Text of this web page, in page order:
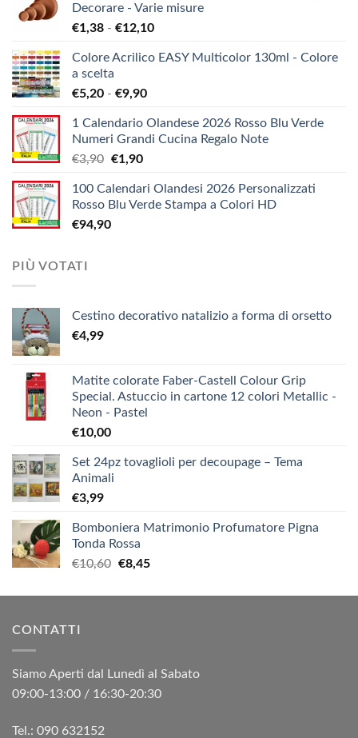
Decorare - Varie misure
€1,38 - €12,10Fascia
prezzo:
€12,10
Colore Acrilico EASY Multicolor 130ml - Colore
a scelta
€5,20 - €9,90Fascia
prezzo:
da
€9,90
1 Calendario Olandese 2026 Rosso Blu Verde
Numeri Grandi Cucina Regalo Note
€3,90 Il
originale
era:
€3,90.
€1,90Il
attuale
è:
100 Calendari Olandesi 2026 Personalizzati
Rosso Blu Verde Stampa a Colori HD
€94,90
PIÙ VOTATI
Cestino decorativo natalizio a forma di orsetto
€4,99
Matite colorate Faber-Castell Colour Grip
Special. Astuccio in cartone 12 colori Metallic -
Neon - Pastel
€10,00
Set 24pz tovaglioli per decoupage – Tema
Animali
€3,99
Bomboniera Matrimonio Profumatore Pigna
Tonda Rossa
€10,60 Il
originale
€8,45Il
attuale
CONTATTI
Siamo Aperti dal Lunedì al Sabato
09:00-13:00 / 16:30-20:30
Tel.: 090 632152